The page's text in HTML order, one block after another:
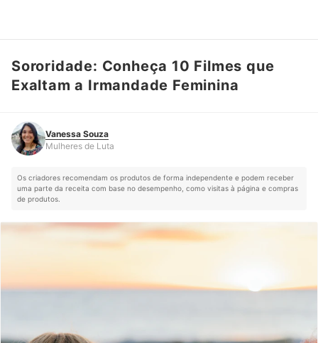
Vanessa Souza
Sororidade: Conheça 10 Filmes que
Exaltam a Irmandade Feminina
Vanessa Souza
Mulheres de Luta
Os criadores recomendam os produtos de forma independente e podem receber
uma parte da receita com base no desempenho, como visitas à página e compras
de produtos.